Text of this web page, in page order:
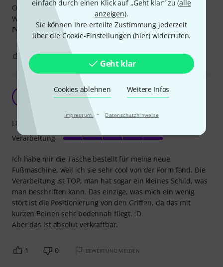
einfach durch einen Klick auf „Geht klar“ zu (alle
anzeigen).
Sie können Ihre erteilte Zustimmung jederzeit
über die Cookie-Einstellungen (hier) widerrufen.
Geht klar
Cookies ablehnen Weitere Infos
Impressum · Datenschutzhinweise
Ordnung.
Wer eine einfache funktionale Tasche für sein Bassdrum-
Pedal braucht, ist hier richtig.
0 BEWERTUNG MELDEN
Sauber :)
Lea_re_Gedanken 06.02.2024
Ich habe mir die Tasche bestellt für meine neue
Fußmaschine, weil ich sie sehr cool von der Form fand. Die
Verarbeitung ist TOP, man hat sogar ein kleines Schild, was
man beschriften kann. Das einzige, was mich ein wenig
stört ist die Positionierung von den Griffen, da das mit
kurzen Beinen sehr bodennah fliegt. :D
Aber das ist absolut verkraftbar.
Handling
Verarbeitung
1 0 BEWERTUNG MELDEN